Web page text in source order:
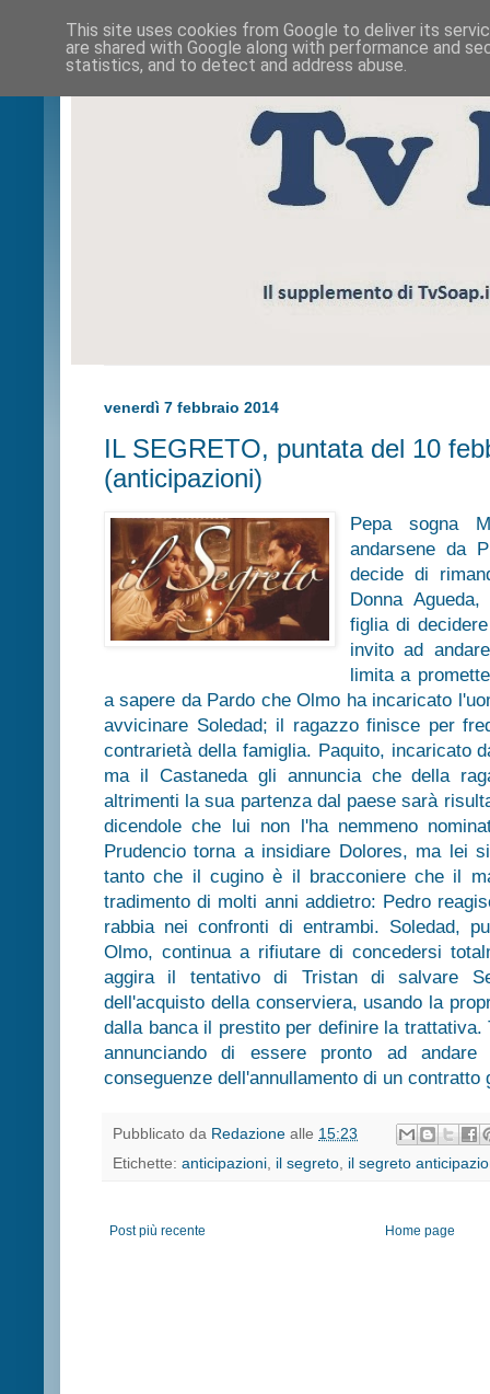
venerdì 7 febbraio 2014
IL SEGRETO, puntata del 10
(anticipazioni)
Pepa sogna
andarsene da
decide di
Donna
figlia di
invito ad
limita a
a sapere da Pardo che Olmo ha incaricato
avvicinare Soledad; il ragazzo finisce per
contrarietà della famiglia. Paquito, incaricato
ma il Castaneda gli annuncia che della
altrimenti la sua partenza dal paese sarà
dicendole che lui non l'ha nemmeno
Prudencio torna a insidiare Dolores, ma lei
tanto che il cugino è il bracconiere che il
tradimento di molti anni addietro: Pedro
rabbia nei confronti di entrambi. Soledad,
Olmo, continua a rifiutare di concedersi
aggira il tentativo di Tristan di salvare
dell'acquisto della conserviera, usando la
dalla banca il prestito per definire la trattativa.
annunciando di essere pronto ad
conseguenze dell'annullamento di un contratto
Pubblicato da Redazione alle 15:23
Etichette: anticipazioni il segreto il segreto
Post più recente Home page
This site uses cookies from Google to deliver its
are shared with Google along with performance and
statistics, and to detect and address abuse.